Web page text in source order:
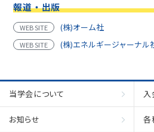
報道・出版
WEB SITE (株)オーム社
WEB SITE (株)エネルギージャーナル
当学会について 入
お知らせ 各